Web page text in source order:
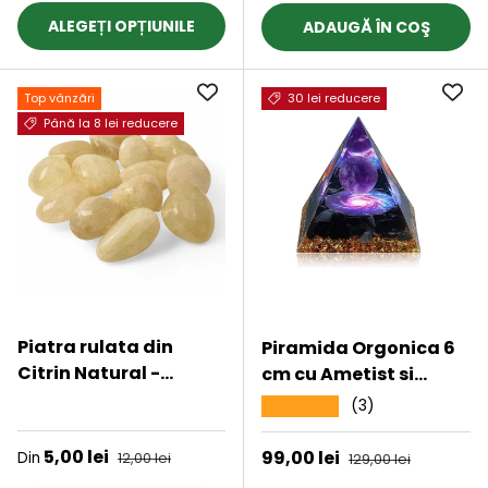
ALEGEȚI OPȚIUNILE ADAUGĂ ÎN COŞ
Top vânzări
Până la 8 lei reducere
Piatra rulata din
Citrin Natural -
3-4 cm
Preț de vânzare
Din 5,00 lei Preț obișnuit
12,00 lei
30 lei reducere
Piramida Orgonica 6
cm cu Ametist si
Obsidian - Protectie si
Echilibru Energetic
(3)
Preț de vânzare
99,00 lei Preț obișnuit
129,00 lei